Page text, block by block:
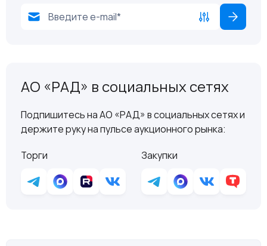
АО «РАД» в социальных сетях
Подпишитесь на АО «РАД» в социальных сетях и
держите руку на пульсе аукционного рынка:
Торги
Закупки